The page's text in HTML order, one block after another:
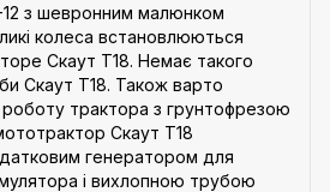
12 з шевронним малюнком
колеса встановлюються
Скаут Т18. Немає такого
Скаут Т18. Також варто
роботу трактора з грунтофрезою
Скаут Т18
генератором для
і вихлопною трубою